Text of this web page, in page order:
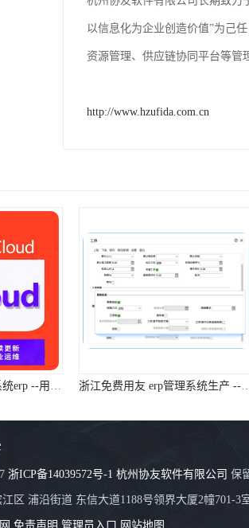
以信息化为企业创造价值”为己
资源管理、供应链协同平台等管
http://www.hzufida.com.cn
浙江实用的用友 电商系统erp --用友浙江服务 浙江免费用友 erp管理系统生产 --用友浙江服务中心
浙ICP备14039572号-1 杭州协友软件有限公司 保
区 浦沿街道 东信大道1188号领界大厦2幢701-3
免责声明 管理员入口 网站地图